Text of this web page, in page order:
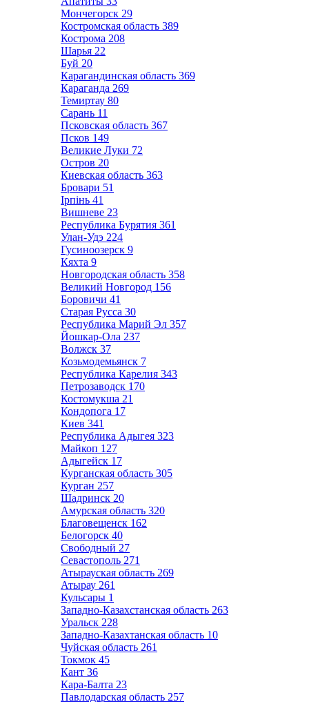
Мончегорск 29
Костромская область 389
Кострома 208
Шарья 22
Буй 20
Карагандинская область 369
Караганда 269
Темиртау 80
Сарань 11
Псковская область 367
Псков 149
Великие Луки 72
Остров 20
Киевская область 363
Бровари 51
Ірпінь 41
Вишневе 23
Республика Бурятия 361
Улан-Удэ 224
Гусиноозерск 9
Кяхта 9
Новгородская область 358
Великий Новгород 156
Боровичи 41
Старая Русса 30
Республика Марий Эл 357
Йошкар-Ола 237
Волжск 37
Козьмодемьянск 7
Республика Карелия 343
Петрозаводск 170
Костомукша 21
Кондопога 17
Киев 341
Республика Адыгея 323
Майкоп 127
Адыгейск 17
Курганская область 305
Курган 257
Шадринск 20
Амурская область 320
Благовещенск 162
Белогорск 40
Свободный 27
Севастополь 271
Атырауская область 269
Атырау 261
Кульсары 1
Западно-Казахстанская область 263
Уральск 228
Западно-Казахтанская область 10
Чуйская область 261
Токмок 45
Кант 36
Кара-Балта 23
Павлодарская область 257